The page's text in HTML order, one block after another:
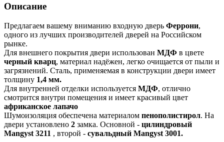
Описание
Предлагаем вашему вниманию входную дверь Феррони,
одного из лучших производителей дверей на Российском
рынке.
Для внешнего покрытия двери использован МДФ в цвете
черный кварц, материал надёжен, легко очищается от пыли и
загрязнений. Сталь, применяемая в конструкции двери имеет
толщину 1,4 мм.
Для внутренней отделки используется МДФ, отлично
смотрится внутри помещения и имеет красивый цвет
африканское лапачо
Шумоизоляция обеспечена материалом пенополистирол. На
двери установлено 2 замка. Основной - цилиндровый
Mangyst 3211 , второй - сувальдный Mangyst 3001.